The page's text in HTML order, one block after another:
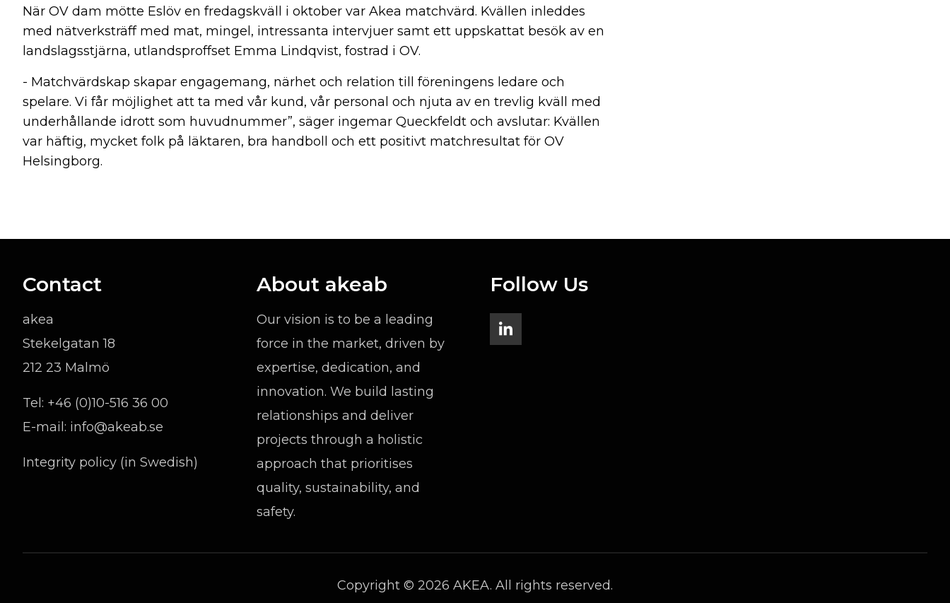
När OV dam mötte Eslöv en fredagskväll i oktober var Akea matchvärd. Kvällen inleddes
med nätverksträff med mat, mingel, intressanta intervjuer samt ett uppskattat besök av en
landslagsstjärna, utlandsproffset Emma Lindqvist, fostrad i OV.
- Matchvärdskap skapar engagemang, närhet och relation till föreningens ledare och
spelare. Vi får möjlighet att ta med vår kund, vår personal och njuta av en trevlig kväll med
underhållande idrott som huvudnummer”, säger ingemar Queckfeldt och avslutar: Kvällen
var häftig, mycket folk på läktaren, bra handboll och ett positivt matchresultat för OV
Helsingborg.
Contact
akea
Stekelgatan 18
212 23 Malmö
Tel: +46 (0)10-516 36 00
E-mail: info@akeab.se
Integrity policy (in Swedish)
About akeab
Our vision is to be a leading
force in the market, driven by
expertise, dedication, and
innovation. We build lasting
relationships and deliver
projects through a holistic
approach that prioritises
quality, sustainability, and
safety.
Follow Us
Copyright © 2026 AKEA. All rights reserved.